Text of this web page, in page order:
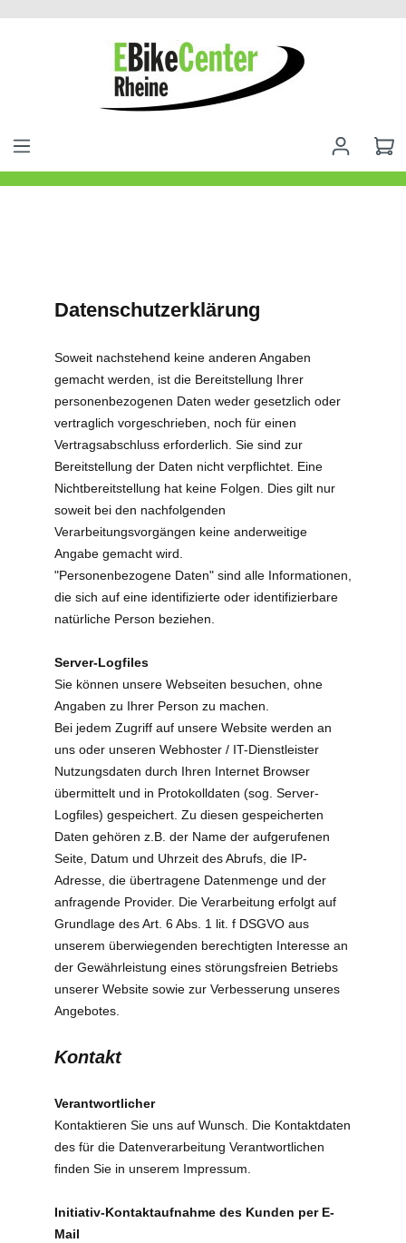
springen
Datenschutzerklärung
Soweit nachstehend keine anderen Angaben
gemacht werden, ist die Bereitstellung Ihrer
personenbezogenen Daten weder gesetzlich oder
vertraglich vorgeschrieben, noch für einen
Vertragsabschluss erforderlich. Sie sind zur
Bereitstellung der Daten nicht verpflichtet. Eine
Nichtbereitstellung hat keine Folgen. Dies gilt nur
soweit bei den nachfolgenden
Verarbeitungsvorgängen keine anderweitige
Angabe gemacht wird.
"Personenbezogene Daten" sind alle Informationen,
die sich auf eine identifizierte oder identifizierbare
natürliche Person beziehen.
Server-Logfiles
Sie können unsere Webseiten besuchen, ohne
Angaben zu Ihrer Person zu machen.
Bei jedem Zugriff auf unsere Website werden an
uns oder unseren Webhoster / IT-Dienstleister
Nutzungsdaten durch Ihren Internet Browser
übermittelt und in Protokolldaten (sog. Server-
Logfiles) gespeichert. Zu diesen gespeicherten
Daten gehören z.B. der Name der aufgerufenen
Seite, Datum und Uhrzeit des Abrufs, die IP-
Adresse, die übertragene Datenmenge und der
anfragende Provider. Die Verarbeitung erfolgt auf
Grundlage des Art. 6 Abs. 1 lit. f DSGVO aus
unserem überwiegenden berechtigten Interesse an
der Gewährleistung eines störungsfreien Betriebs
unserer Website sowie zur Verbesserung unseres
Angebotes.
Kontakt
Verantwortlicher
Kontaktieren Sie uns auf Wunsch. Die Kontaktdaten
des für die Datenverarbeitung Verantwortlichen
finden Sie in unserem Impressum.
Initiativ-Kontaktaufnahme des Kunden per E-
Mail